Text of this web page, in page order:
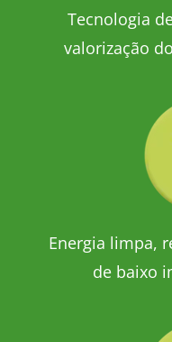
Tecnologia
valorização
Energia limpa,
de baixo